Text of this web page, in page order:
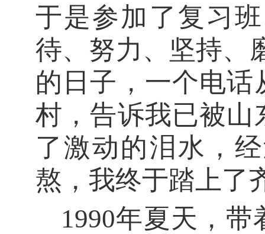
于是参加了复习
待、努力、坚持、
的日子，一个电
村，告诉我已被山
了激动的泪水，
熬， 我终于踏上了
1990年夏天，